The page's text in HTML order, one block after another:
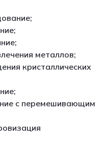
металлов;
кристаллических
с перемешивающим